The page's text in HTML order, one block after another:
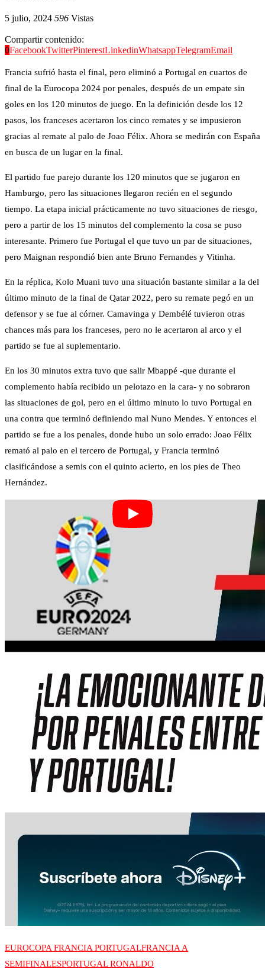
5 julio, 2024 596 Vistas
Compartir contenido:
0FacebookTwitterPinterestLinkedinWhatsappTelegramEmail
Francia sufrió hasta el final, pero eliminó a Portugal en cuartos de
final de la Eurocopa 2024 por penales, después de un empate sin
goles en los 120 minutos de juego. En la definición desde los 12
pasos, los franceses acertaron los cinco remates y se impusieron
gracias al remate al palo de Joao Félix. Ahora se medirán con España
en busca de un lugar en la final.
El partido fue parejo durante los 120 minutos que se jugaron en
Hamburgo, pero las situaciones llegaron recién en el segundo
tiempo. La etapa inicial prácticamente no tuvo situaciones de riesgo,
pero a partir de los 15 minutos del complemento la cosa se puso
interesante. Primero fue Portugal el que tuvo un par de situaciones,
pero Maignan respondió bien ante Bruno Fernandes y Vitinha.
En la réplica, Kolo Muani tuvo una situación bastante similar a la del
último minuto de la final de Qatar 2022, pero su remate pegó en un
defensor y se fue al córner. Camavinga y Dembélé tuvieron otras
chances más para los franceses, pero no le acertaron al arco y el
partido se fue al suplementario.
En los 30 minutos extra tuvo que salir Mbappé -que durante el
complemento había recibido un pelotazo en la cara- y no sobraron
las situaciones de gol, pero en el último minuto lo tuvo Portugal en
una contra que terminó definiendo mal Nuno Mendes. Y entonces el
partido se fue a los penales, donde hubo un solo errado: Joao Félix
remató al palo en el tercero de Portugal, y Francia terminó
clasificándose a semis con el quinto acierto, en los pies de Theo
Hernández.
EUROCOPA FRANCIA PORTUGALFRANCIA A
SEMIFINALESPORTUGAL RONALDO